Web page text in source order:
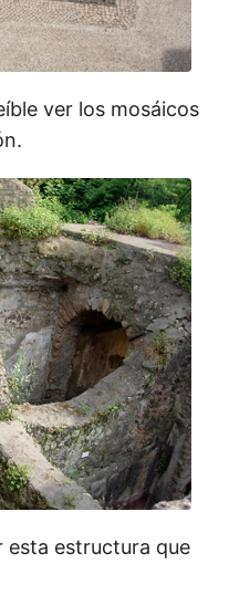
ver los mosáicos
esta estructura que